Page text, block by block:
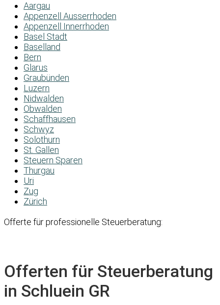
Aargau
Appenzell Ausserrhoden
Appenzell Innerrhoden
Basel Stadt
Baselland
Bern
Glarus
Graubünden
Luzern
Nidwalden
Obwalden
Schaffhausen
Schwyz
Solothurn
St. Gallen
Steuern Sparen
Thurgau
Uri
Zug
Zürich
Offerte für professionelle Steuerberatung:
Offerten für Steuerberatung
in Schluein GR